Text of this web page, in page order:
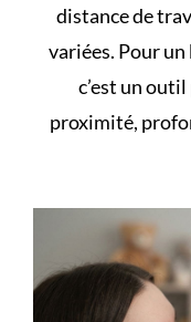
distance de
variées. Pour un
c’est un
proximité,